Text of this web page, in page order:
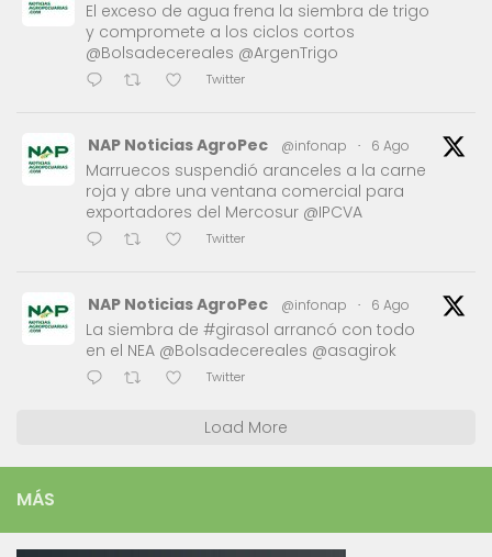
El exceso de agua frena la siembra de trigo
y compromete a los ciclos cortos
@Bolsadecereales @ArgenTrigo
Twitter
NAP Noticias AgroPec @infonap · 6 Ago
Marruecos suspendió aranceles a la carne
roja y abre una ventana comercial para
exportadores del Mercosur @IPCVA
Twitter
NAP Noticias AgroPec @infonap · 6 Ago
La siembra de #girasol arrancó con todo
en el NEA @Bolsadecereales @asagirok
Twitter
Load More
MÁS